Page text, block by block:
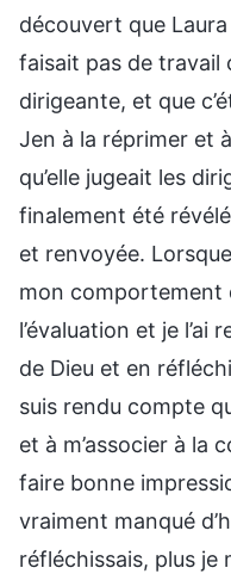
découvert que
faisait pas de travail
dirigeante, et que
Jen à la réprimer et
qu’elle jugeait les
finalement été
et renvoyée. Lorsque
mon comportement
l’évaluation et je l’ai
de Dieu et en
suis rendu compte
et à m’associer à la
faire bonne
vraiment manqué
réfléchissais, plus je